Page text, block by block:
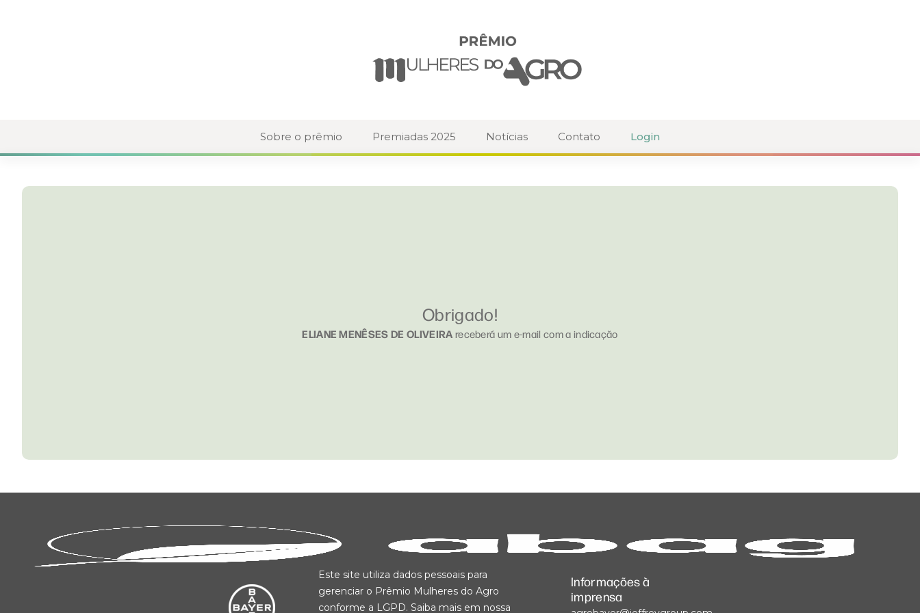
Sobre o prêmio Premiadas 2025 Notícias Contato Login
Obrigado!
ELIANE MENÊSES DE OLIVEIRAreceberá um e-mail com a indicação
Este site utiliza dados pessoais para
gerenciar o Prêmio Mulheres do Agro
conforme a LGPD. Saiba mais em nossa
Informações à
imprensa